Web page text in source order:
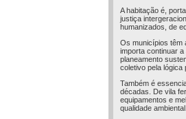
A habitação é,
justiça
humanizados, de
Os municípios têm
importa continuar
planeamento
coletivo pela lógica
Também é
décadas. De vila
equipamentos e
qualidade ambiental.